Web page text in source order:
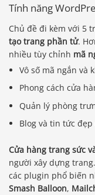
Tính năng
Chủ đề đi kèm với 5
tạo trang phần tử.
nhiều tùy chỉnh mã
Vô số mã ngắn và
Phong cách cửa
Quản lý phòng
Blog và tin tức
Cửa hàng trang sức
người xây dựng
các plugin phổ biến
Smash Balloon,